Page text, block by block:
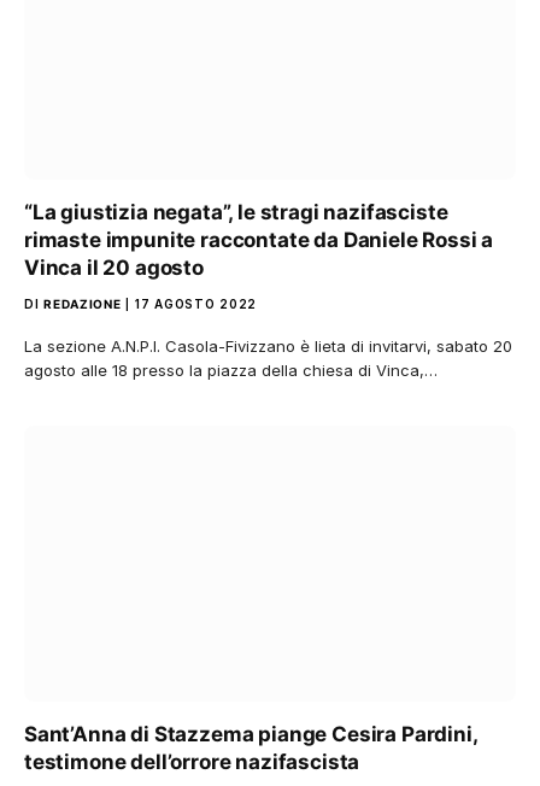
“La giustizia negata”, le stragi nazifasciste
rimaste impunite raccontate da Daniele Rossi a
Vinca il 20 agosto
DI REDAZIONE 17 AGOSTO 2022
La sezione A.N.P.I. Casola-Fivizzano è lieta di invitarvi, sabato 20
agosto alle 18 presso la piazza della chiesa di Vinca,…
Sant’Anna di Stazzema piange Cesira Pardini,
testimone dell’orrore nazifascista